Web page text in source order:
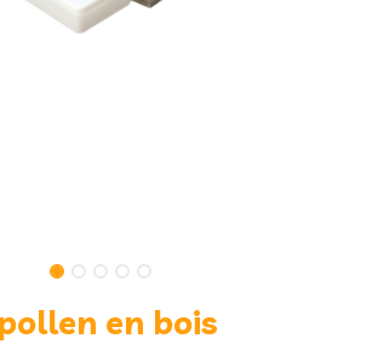
en bois